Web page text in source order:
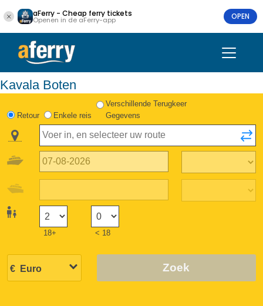
aFerry - Cheap ferry tickets
Openen in de aFerry-app OPEN
Kavala Boten
Retour Enkele reis
Verschillende Terugkeer
Gegevens
18+ < 18
Zoek